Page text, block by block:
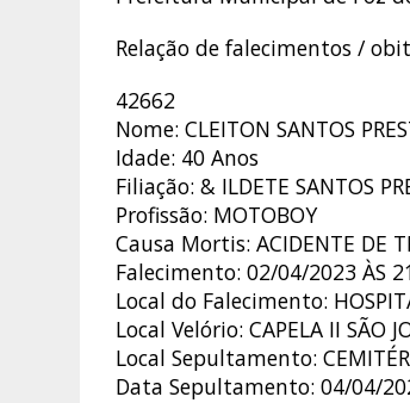
Relação de falecimentos /
42662
Nome: CLEITON SANTOS
Idade: 40 Anos
Filiação: & ILDETE SANTOS
Profissão: MOTOBOY
Causa Mortis: ACIDENTE DE
Falecimento: 02/04/2023 ÀS
Local do Falecimento:
Local Velório: CAPELA II SÃO
Local Sepultamento:
Data Sepultamento: 04/04/